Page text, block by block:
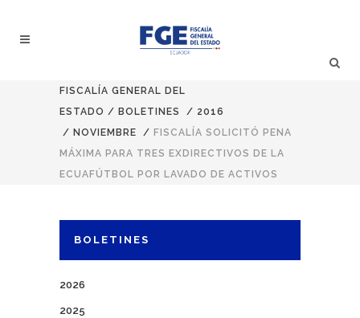
FISCALÍA GENERAL DEL
ESTADO / BOLETINES / 2016
/ NOVIEMBRE / FISCALÍA SOLICITÓ PENA
MÁXIMA PARA TRES EXDIRECTIVOS DE LA
ECUAFÚTBOL POR LAVADO DE ACTIVOS
BOLETINES
2026
2025